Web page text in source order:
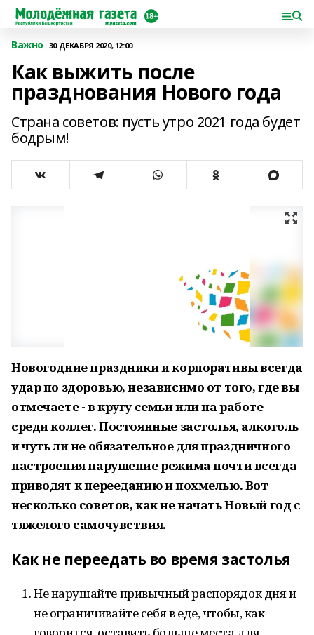
Важно 30 ДЕКАБРЯ 2020, 12:00
Как выжить после
празднования Нового года
Страна советов: пусть утро 2021 года будет
бодрым!
Новогодние праздники и корпоративы всегда
удар по здоровью, независимо от того, где вы
отмечаете - в кругу семьи или на работе
среди коллег. Постоянные застолья, алкоголь
и чуть ли не обязательное для праздничного
настроения нарушение режима почти всегда
приводят к перееданию и похмелью. Вот
несколько советов, как не начать Новый год с
тяжелого самочувствия.
Как не переедать во время застолья
Не нарушайте привычный распорядок дня и
не ограничивайте себя в еде, чтобы, как